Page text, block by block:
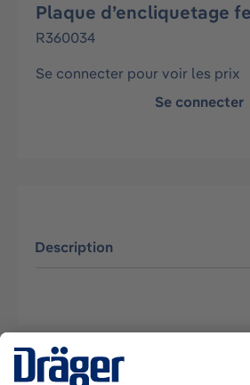
Plaque d’encliquetage
R360034
Se connecter pour voir les prix
Se connecter
Description